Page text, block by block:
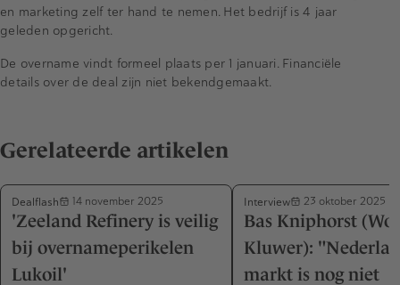
en marketing zelf ter hand te nemen. Het bedrijf is 4 jaar
geleden opgericht.
De overname vindt formeel plaats per 1 januari. Financiële
details over de deal zijn niet bekendgemaakt.
Gerelateerde artikelen
Dealflash 14 november 2025
'Zeeland Refinery is veilig
bij overnameperikelen
Lukoil'
Interview 23 oktober 2025
Bas Kniphorst
Kluwer):
markt is nog niet